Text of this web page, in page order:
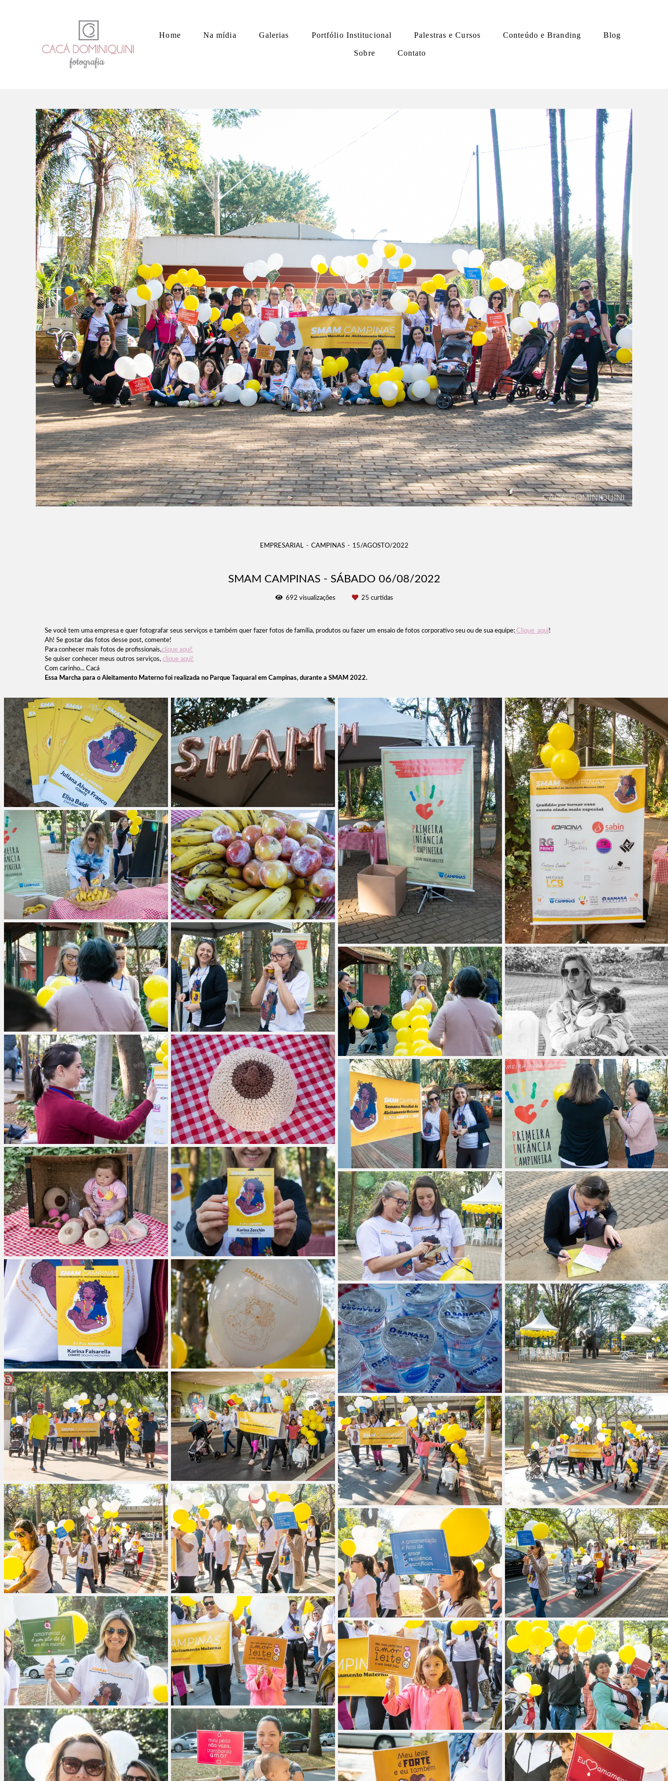
Home Na mídia Galerias Portfólio Institucional Palestras e Cursos Conteúdo e Branding Blog
Sobre Contato
EMPRESARIAL CAMPINAS 15/AGOSTO/2022
SMAM CAMPINAS - SÁBADO 06/08/2022
692 visualizações 25 curtidas
Se você tem uma empresa e quer fotografar seus serviços e também quer fazer fotos de família, produtos ou fazer um ensaio de fotos corporativo seu ou de sua equipe: Clique aqui!
Ah! Se gostar das fotos desse post, comente!
Para conhecer mais fotos de profissionais,clique aqui!
Se quiser conhecer meus outros serviços, clique aqui!
Com carinho... Cacá
Essa Marcha para o Aleitamento Materno foi realizada no Parque Taquaral em Campinas, durante a SMAM 2022.